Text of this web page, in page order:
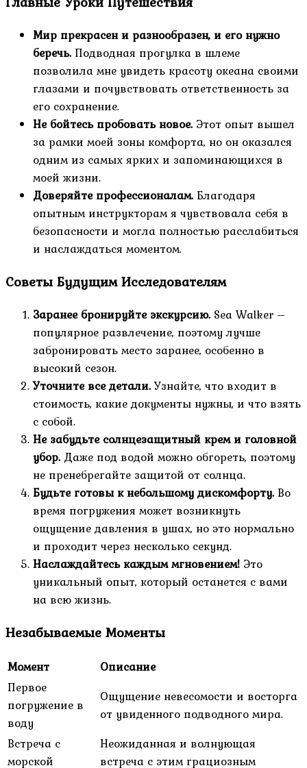
Мир прекрасен и разнообразен, и его нужно
беречь. Подводная прогулка в шлеме
позволила мне увидеть красоту океана своими
глазами и почувствовать ответственность за
его сохранение.
Не бойтесь пробовать новое. Этот опыт вышел
за рамки моей зоны комфорта, но он оказался
одним из самых ярких и запоминающихся в
моей жизни.
Доверяйте профессионалам.Благодаря
опытным инструкторам я чувствовала себя в
безопасности и могла полностью расслабиться
и наслаждаться моментом.
Советы Будущим Исследователям
Заранее бронируйте экскурсию. Sea Walker –
популярное развлечение, поэтому лучше
забронировать место заранее, особенно в
высокий сезон.
Уточните все детали.Узнайте, что входит в
стоимость, какие документы нужны, и что взять
с собой.
Не забудьте солнцезащитный крем и головной
убор. Даже под водой можно обгореть, поэтому
не пренебрегайте защитой от солнца.
Будьте готовы к небольшому дискомфорту.Во
время погружения может возникнуть
ощущение давления в ушах, но это нормально
и проходит через несколько секунд.
Наслаждайтесь каждым мгновением! Это
уникальный опыт, который останется с вами
на всю жизнь.
Незабываемые Моменты
Момент
Описание
Первое
погружение в
воду
Ощущение невесомости и восторга
от увиденного подводного мира.
Встреча с
морской
Неожиданная и волнующая
встреча с этим грациозным